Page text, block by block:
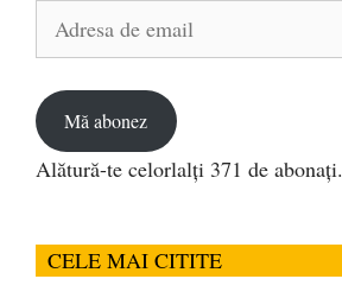
Adresa
Mă abonez
Alătură-te celorlalți 371 de abonați.
CELE MAI CITITE